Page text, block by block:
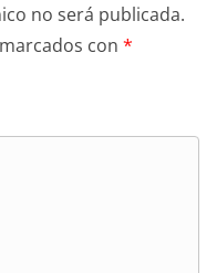
no será publicada.
con *